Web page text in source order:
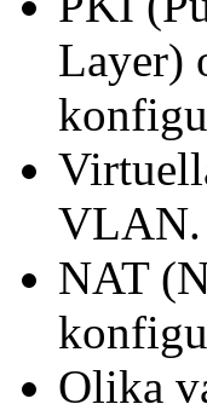
Layer)
VLAN.
NAT
Olika